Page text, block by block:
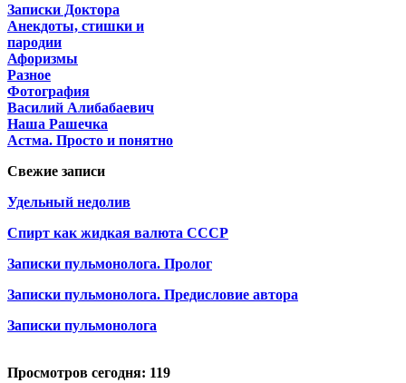
Записки Доктора
Анекдоты, стишки и
пародии
Афоризмы
Разное
Фотография
Василий Алибабаевич
Наша Рашечка
Астма. Просто и понятно
Свежие записи
Удельный недолив
Спирт как жидкая валюта СССР
Записки пульмонолога. Пролог
Записки пульмонолога. Предисловие автора
Записки пульмонолога
Просмотров сегодня: 119